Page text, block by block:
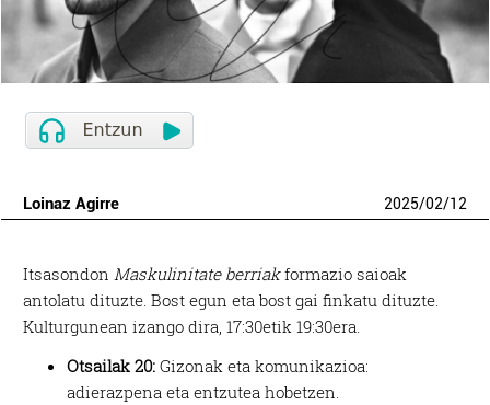
Loinaz Agirre 2025/02/12
ItsasondonMaskulinitate berriakformazio saioak
antolatu dituzte. Bost egun eta bost gai finkatu dituzte.
Kulturgunean izango dira, 17:30etik 19:30era.
Otsailak 20: Gizonak eta komunikazioa:
adierazpena eta entzutea hobetzen.